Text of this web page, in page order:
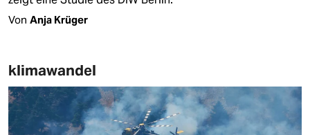
Von Anja Krüger
klimawandel